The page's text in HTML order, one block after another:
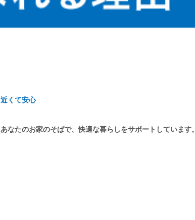
近くて安心
あなたのお家のそばで、快適な暮らしをサポートしています。